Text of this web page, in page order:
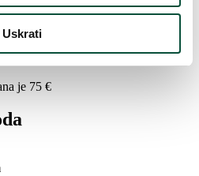
Uskrati
drvca
je 75 €